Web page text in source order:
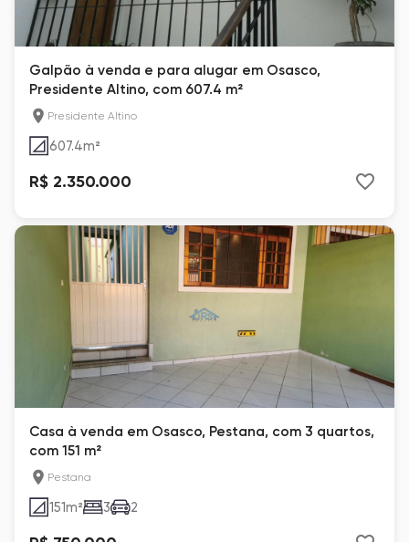
Galpão à venda e para alugar em Osasco,
Presidente Altino, com 607.4 m²
Presidente Altino
607.4m²
R$ 2.350.000
Casa à venda em Osasco, Pestana, com 3 quartos,
com 151 m²
Pestana
151m² 3 2